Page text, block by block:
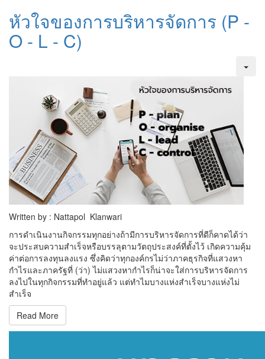
หัวใจของการบริหารจัดการ (P -
O - L - C)
Written by : Nattapol Klanwari
การดำเนินงานกิจกรรมทุกอย่างถ้ามีการบริหารจัดการที่ดีก็คาดได้ว่า
จะประสบความสำเร็จหรือบรรลุตามวัตถุประสงค์ที่ตั้งไว้ เกิดความคุ้ม
ค่าต่อการลงทุนลงแรง ซึ่งคิดว่าทุกองค์กรไม่ว่าภาคธุรกิจที่แสวงหา
กำไรและภาครัฐที่ (ว่า) ไม่แสวงหากำไรก็น่าจะใส่การบริหารจัดการ
ลงไปในทุกกิจกรรมที่ทำอยู่แล้ว แต่ทำไมบางแห่งสำเร็จบางแห่งไม่
สำเร็จ
Read More